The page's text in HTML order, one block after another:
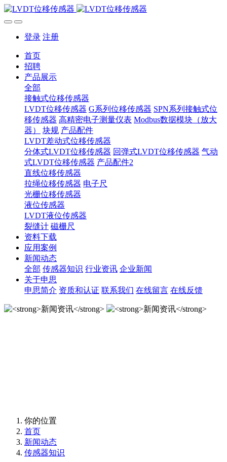
登录 注册
首页
招聘
产品展示
全部
接触式位移传感器
LVDT位移传感器 G系列位移传感器 SPN系列接触式位
移传感器 高精密电子测量仪表 Modbus数据模块（放大
器）
块规 产品配件
LVDT差动式位移传感器
分体式LVDT位移传感器 回弹式LVDT位移传感器 气动
式LVDT位移传感器 产品配件2
直线位移传感器
拉绳位移传感器 电子尺
光栅位移传感器
液位传感器
LVDT液位传感器
裂缝计 磁栅尺
资料下载
应用案例
新闻动态
全部 传感器知识 行业资讯 企业新闻
关于申思
申思简介 资质和认证 联系我们 在线留言 在线反馈
你的位置
首页
新闻动态
传感器知识